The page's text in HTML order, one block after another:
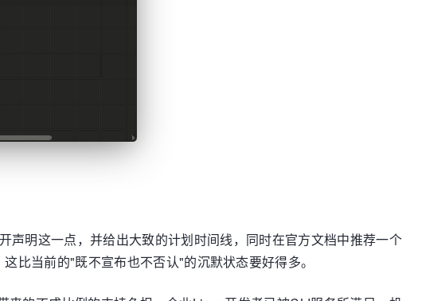
明这一点，并给出大致的计划时间线，同时在官方文档中推荐一个
比当前的"既不宣布也不否认"的沉默状态要好得多。